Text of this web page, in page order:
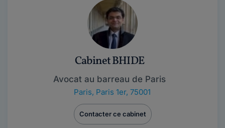
Cabinet BHIDE
Avocat au barreau de Paris
Paris, Paris 1er, 75001
Contacter ce cabinet